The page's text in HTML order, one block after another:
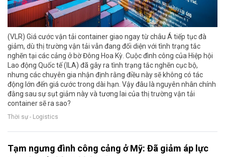
(VLR) Giá cước vận tải container giao ngay từ châu Á tiếp tục đà
giảm, dù thị trường vận tải vẫn đang đối diện với tình trạng tắc
nghẽn tại các cảng ở bờ Đông Hoa Kỳ. Cuộc đình công của Hiệp hội
Lao động Quốc tế (ILA) đã gây ra tình trạng tắc nghẽn cục bộ,
nhưng các chuyên gia nhận định rằng điều này sẽ không có tác
động lớn đến giá cước trong dài hạn. Vậy đâu là nguyên nhân chính
đằng sau sự sụt giảm này và tương lai của thị trường vận tải
container sẽ ra sao?
Thời sự - Logistics
Tạm ngưng đình công cảng ở Mỹ: Đã giảm áp lực